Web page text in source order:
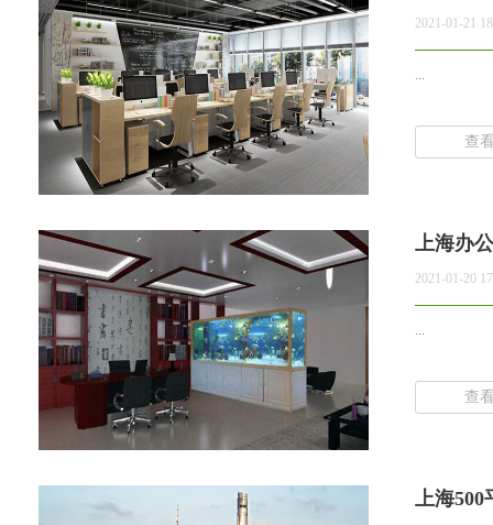
2021-01-21
...
查
上海办
2021-01-20
...
查
上海500